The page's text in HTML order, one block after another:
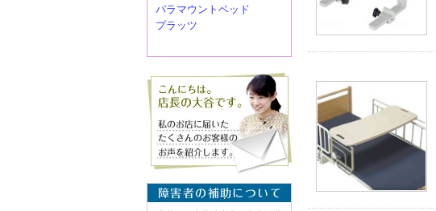
パラマウントベッド
プラッツ